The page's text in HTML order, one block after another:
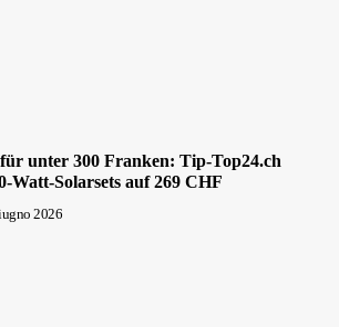
unter 300 Franken: Tip-Top24.ch
Watt-Solarsets auf 269 CHF
2026